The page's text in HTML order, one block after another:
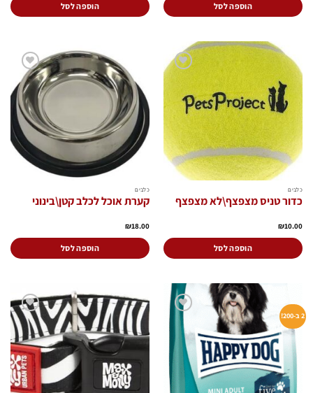
הוספה לסל הוספה לסל
המשאלות
כלבים
כדור טניס מצפצף\לא מצפצף
₪10.00
הוספה לסל
הוסף
לרשימת
המשאלות
כלבים
קערת אוכל לכלב קטן\בינוני
₪18.00
הוספה לסל
2 ב-200!
הוסף
לרשימת
המשאלות
הוסף
לרשימת
המשאלות